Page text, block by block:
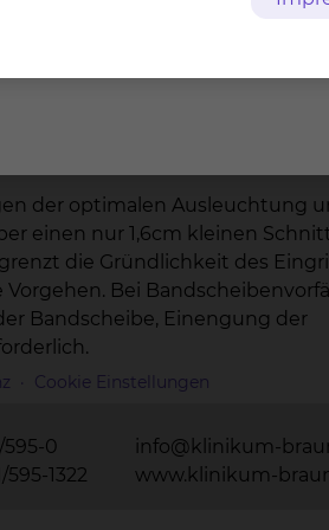
Nach 5-7 Tagen kann man
der optimalen Ausleuchtung
einen nur 1,6cm kleinen
die Gründlichkeit des
Bei
Bandscheibe, Einengung der
Cookie Einstellungen
595-0
595-1322
info@klinikum-
www.klinikum-